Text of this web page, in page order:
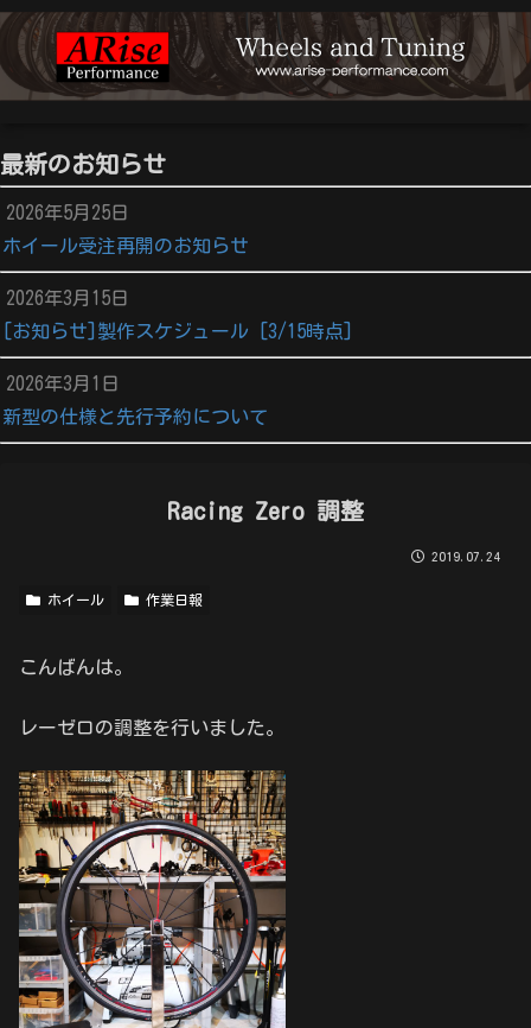
最新のお知らせ
2026年5月25日
ホイール受注再開のお知らせ
2026年3月15日
[お知らせ]製作スケジュール [3/15時点]
2026年3月1日
新型の仕様と先行予約について
Racing Zero 調整
2019.07.24
ホイール 作業日報
こんばんは。
レーゼロの調整を行いました。